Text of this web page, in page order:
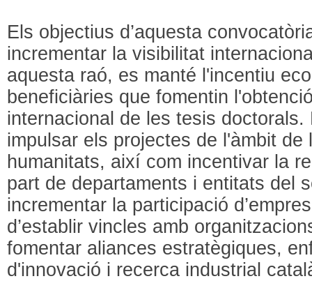
Els objectius d’aquesta
incrementar la visibilitat
aquesta raó, es manté l'incentiu
beneficiàries que fomentin
internacional de les tesis
impulsar els projectes de l'àmbit
humanitats, així com incentivar la
part de departaments i entitats del
incrementar la participació
d’establir vincles amb
fomentar aliances estratègiques,
d'innovació i recerca industrial